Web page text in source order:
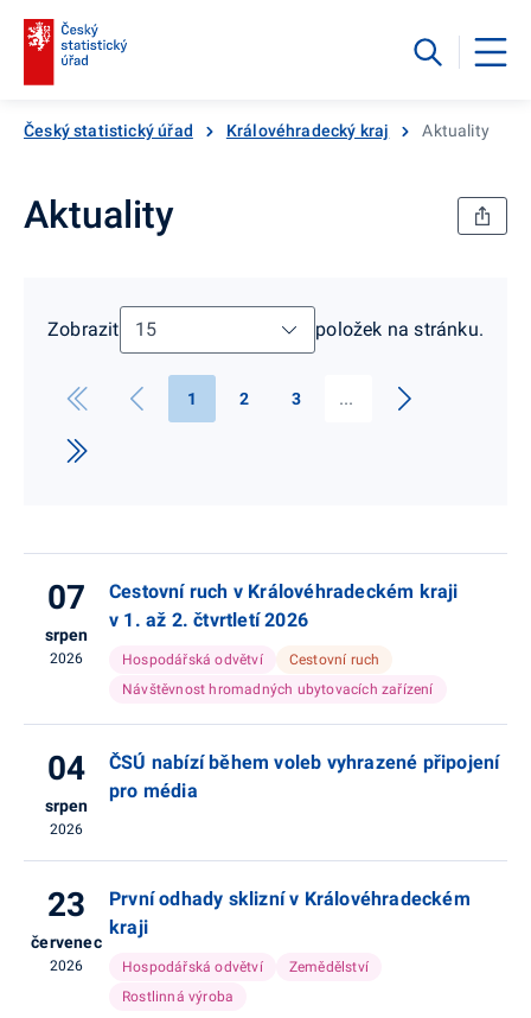
Český statistický úřad Královéhradecký kraj Aktuality
Aktuality
Zobrazit položek na stránku.
1 2 3
07
srpen
2026
Cestovní ruch v Královéhradeckém kraji
v 1. až 2. čtvrtletí 2026
Hospodářská odvětví
Cestovní ruch
Návštěvnost hromadných ubytovacích zařízení
04
srpen
2026
ČSÚ nabízí během voleb vyhrazené připojení
pro média
23
červenec
2026
První odhady sklizní v Královéhradeckém
kraji
Hospodářská odvětví
Zemědělství
Rostlinná výroba